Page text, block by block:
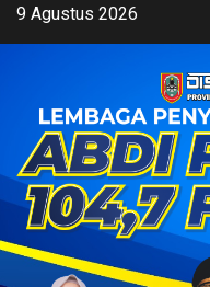
Skip9 Agustus 2026